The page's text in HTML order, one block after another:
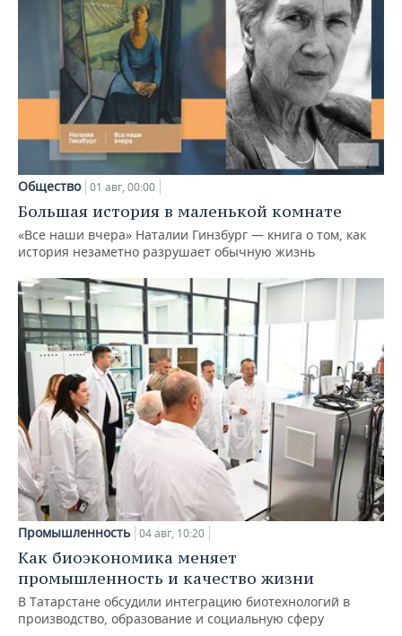
Общество 01 авг, 00:00
Большая история в маленькой комнате
«Все наши вчера» Наталии Гинзбург — книга о том, как
история незаметно разрушает обычную жизнь
Промышленность 04 авг, 10:20
Как биоэкономика меняет
промышленность и качество жизни
В Татарстане обсудили интеграцию биотехнологий в
производство, образование и социальную сферу